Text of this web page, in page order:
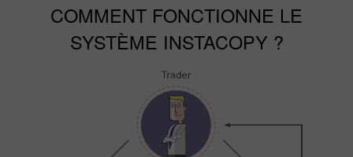
COMMENT FONCTIONNE LE
SYSTÈME INSTACOPY ?